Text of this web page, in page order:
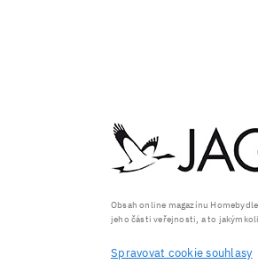
Obsah online magazínu
jeho části veřejnosti, a to
Spravovat cookie souhlasy